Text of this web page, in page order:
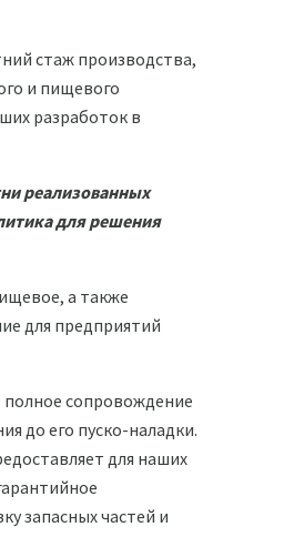
стаж производства,
и пищевого
разработок в
реализованных
для решения
а также
для предприятий
полное сопровождение
до его пуско-наладки.
для наших
запасных частей и